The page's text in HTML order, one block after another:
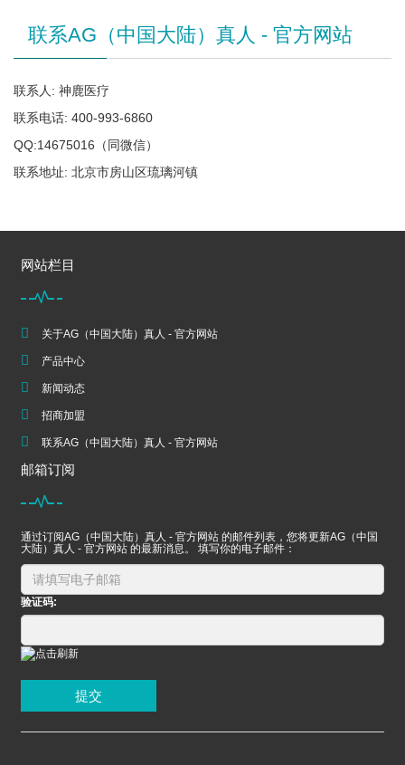
联系AG（中国大陆）真人 - 官方网站
联系人: 神鹿医疗
联系电话: 400-993-6860
QQ:14675016（同微信）
联系地址: 北京市房山区琉璃河镇
网站栏目
关于AG（中国大陆）真人 - 官方网站
产品中心
新闻动态
招商加盟
联系AG（中国大陆）真人 - 官方网站
邮箱订阅
通过订阅AG（中国大陆）真人 - 官方网站 的邮件列表，您将更新AG（中国
大陆）真人 - 官方网站 的最新消息。 填写你的电子邮件：
验证码:
提交